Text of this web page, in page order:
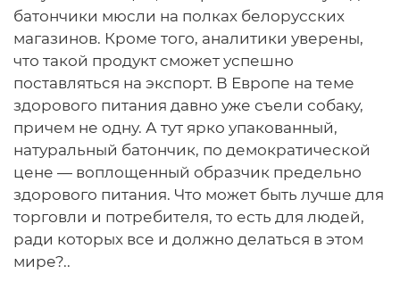
батончики мюсли на полках белорусских
магазинов. Кроме того, аналитики уверены,
что такой продукт сможет успешно
поставляться на экспорт. В Европе на теме
здорового питания давно уже съели собаку,
причем не одну. А тут ярко упакованный,
натуральный батончик, по демократической
цене — воплощенный образчик предельно
здорового питания. Что может быть лучше для
торговли и потребителя, то есть для людей,
ради которых все и должно делаться в этом
мире?..